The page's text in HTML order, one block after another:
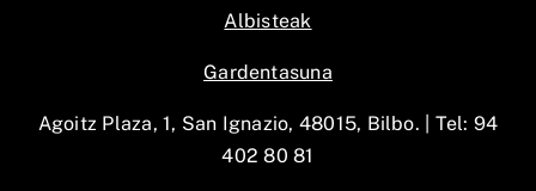
Albisteak
Gardentasuna
Agoitz Plaza, 1, San Ignazio, 48015, Bilbo. | Tel: 94
402 80 81